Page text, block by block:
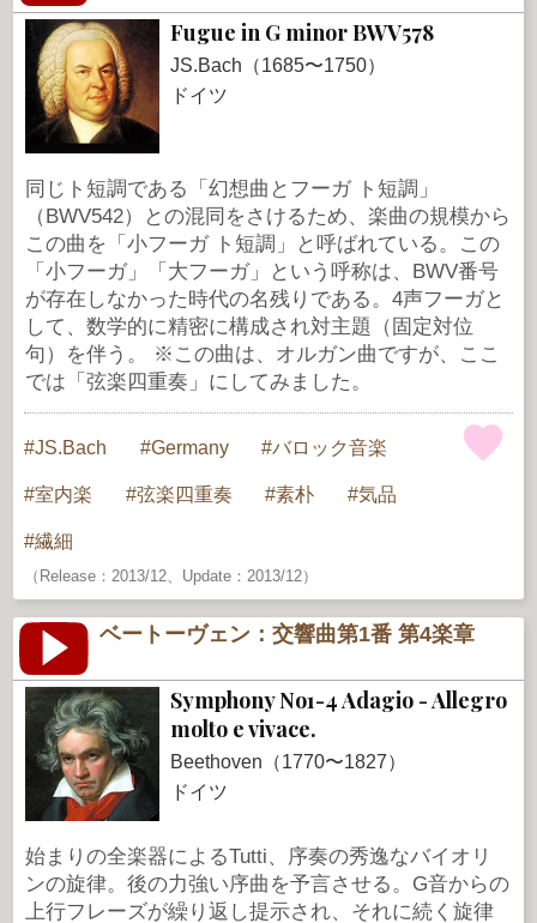
Fugue in G minor BWV578
JS.Bach（1685〜1750）
ドイツ
同じト短調である「幻想曲とフーガ ト短調」
（BWV542）との混同をさけるため、楽曲の規模から
この曲を「小フーガ ト短調」と呼ばれている。この
「小フーガ」「大フーガ」という呼称は、BWV番号
が存在しなかった時代の名残りである。4声フーガと
して、数学的に精密に構成され対主題（固定対位
句）を伴う。 ※この曲は、オルガン曲ですが、ここ
では「弦楽四重奏」にしてみました。
JS.Bach Germany バロック音楽
室内楽 弦楽四重奏 素朴 気品
繊細
（Release：2013/12、Update：2013/12）
ベートーヴェン：交響曲第1番 第4楽章
Symphony No1-4 Adagio - Allegro
molto e vivace.
Beethoven（1770〜1827）
ドイツ
始まりの全楽器によるTutti、序奏の秀逸なバイオリ
ンの旋律。後の力強い序曲を予言させる。G音からの
上行フレーズが繰り返し提示され、それに続く旋律